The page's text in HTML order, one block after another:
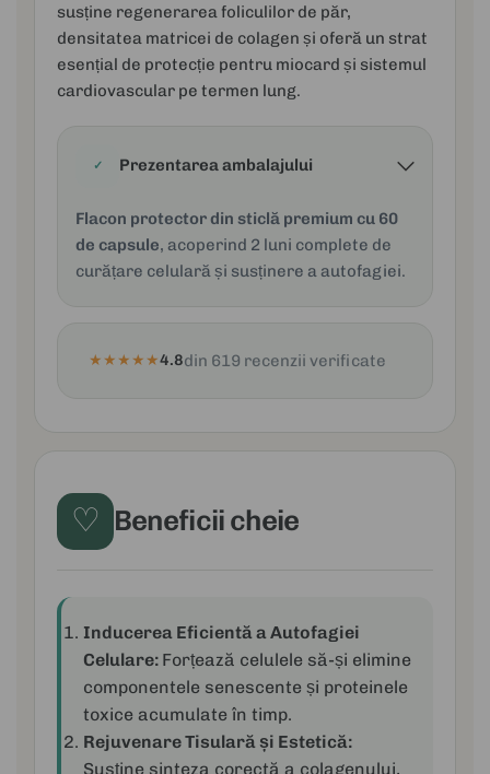
susține regenerarea foliculilor de păr,
densitatea matricei de colagen și oferă un strat
esențial de protecție pentru miocard și sistemul
cardiovascular pe termen lung.
★ ★ ★ ★ ★4.8din 619 recenzii verificate
✓ Prezentarea ambalajului
Flacon protector din sticlă premium cu 60
de capsule, acoperind 2 luni complete de
curățare celulară și susținere a autofagiei.
♡ Beneficii cheie
Inducerea Eficientă a Autofagiei
Celulare: Forțează celulele să-și elimine
componentele senescente și proteinele
toxice acumulate în timp.
Rejuvenare Tisulară și Estetică:
Susține sinteza corectă a colagenului,